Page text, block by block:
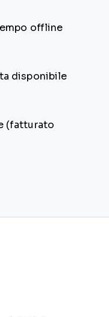
offline
disponibile
(fatturato